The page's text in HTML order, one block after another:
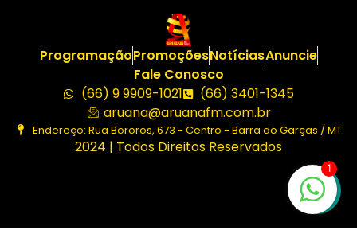
ProgramaçãoPromoçõesNotíciasAnuncie
Fale Conosco
(66) 9 9909-1021
(66) 3401-1345
aruana@aruanafm.com.br
Endereço: Rua Bororos, 673 - Centro - Barra do Garças / MT
2024 | Todos Direitos Reservados
1